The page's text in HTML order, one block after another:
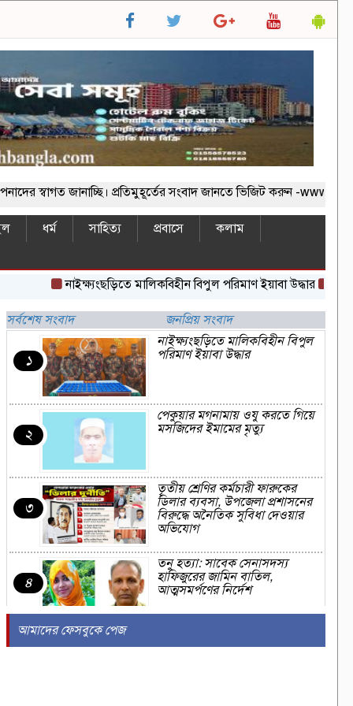
স্বাগত জানাচ্ছি। প্রতিমুহূর্তের সংবাদ জানতে ভিজিট করুন -
ধর্ম সাহিত্য প্রবাসে
কলাম
নাইক্ষ্যংছড়িতে মালিকবিহীন বিপুল পরিমাণ ইয়াবা উদ্ধার পেকুয়ার
সর্বশেষ সংবাদ জনপ্রিয় সংবাদ
১
নাইক্ষ্যংছড়িতে মালিকবিহীন বিপুল
পরিমাণ ইয়াবা উদ্ধার
২
পেকুয়ার মগনামায় ওযু করতে গিয়ে
মসজিদের ইমামের মৃত্যু
৩
তৃতীয় শ্রেণির কর্মচারী ফারুকের
ডিলার ব্যবসা, উপজেলা প্রশাসনের
বিরুদ্ধে অনৈতিক সুবিধা দেওয়ার
অভিযোগ
৪
তনু হত্যা: সাবেক সেনাসদস্য
হাফিজুরের জামিন বাতিল,
আত্মসমর্পণের নির্দেশ
এলএনজি টার্মিনাল আংশিক চালু
আমাদের ফেসবুকে পেজ